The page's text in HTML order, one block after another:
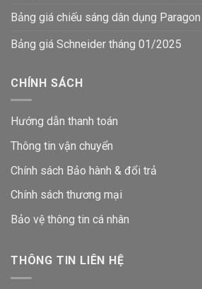
Bảng giá chiếu sáng dân dụng
Bảng giá Schneider tháng 01/2025
CHÍNH SÁCH
Hướng dẫn thanh toán
Thông tin vận chuyển
Chính sách Bảo hành & đổi trả
Chính sách thương mại
Bảo vệ thông tin cá nhân
THÔNG TIN LIÊN HỆ